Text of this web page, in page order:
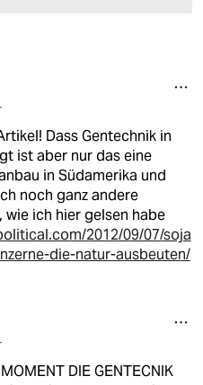
Dass Gentechnik in
ist aber nur das eine
in Südamerika und
noch ganz andere
ich hier gelsen habe
2012/09/07/soja
die-natur-ausbeuten/
DIE GENTECNIK